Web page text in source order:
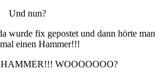
Und nun?
wurde fix gepostet und dann hörte man
einen Hammer!!!
WOOOOOOO?